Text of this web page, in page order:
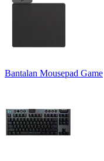
Bantalan Mousepad Game